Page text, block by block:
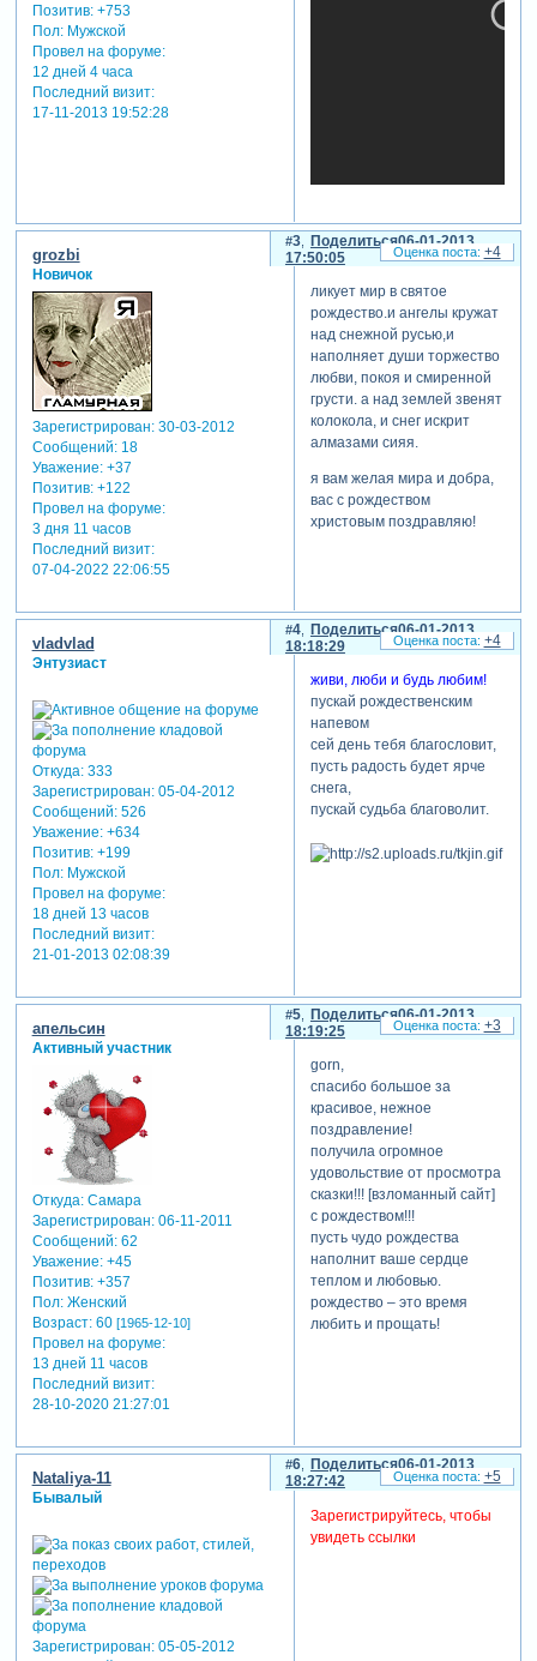
Позитив: +753
Пол:Мужской
Провел на форуме:
12 дней 4 часа
Последний визит:
17-11-2013 19:52:28
Поделиться
3
06-01-2013
17:50:05
grozbi
Новичок
Зарегистрирован: 30-03-2012
Сообщений:18
Уважение: +37
Позитив: +122
Провел на форуме:
3 дня 11 часов
Последний визит:
07-04-2022 22:06:55
ликует мир в святое
рождество.и ангелы кружат
над снежной русью,и
наполняет души торжество
любви, покоя и смиренной
грусти. а над землей звенят
колокола, и снег искрит
алмазами сияя.
я вам желая мира и добра,
вас с рождеством
христовым поздравляю!
+4
Поделиться
4
06-01-2013
18:18:29
vladvlad
Энтузиаст
Откуда:333
Зарегистрирован: 05-04-2012
Сообщений:526
Уважение: +634
Позитив: +199
Пол:Мужской
Провел на форуме:
18 дней 13 часов
Последний визит:
21-01-2013 02:08:39
живи, люби и будь любим!
пускай рождественским
напевом
сей день тебя благословит,
пусть радость будет ярче
снега,
пускай судьба благоволит.
+4
Поделиться
5
06-01-2013
18:19:25
апельсин
Активный участник
Откуда:Самара
Зарегистрирован: 06-11-2011
Сообщений:62
Уважение: +45
Позитив: +357
Пол:Женский
Возраст:60 [1965-12-10]
Провел на форуме:
13 дней 11 часов
Последний визит:
28-10-2020 21:27:01
gorn,
спасибо большое за
красивое, нежное
поздравление!
получила огромное
удовольствие от просмотра
сказки!!! [взломанный сайт]
с рождеством!!!
пусть чудо рождества
наполнит ваше сердце
теплом и любовью.
рождество – это время
любить и прощать!
+3
Поделиться
6
06-01-2013
18:27:42
Nataliya-11
Бывалый
Зарегистрирован: 05-05-2012
Зарегистрируйтесь, чтобы
увидеть ссылки
+5